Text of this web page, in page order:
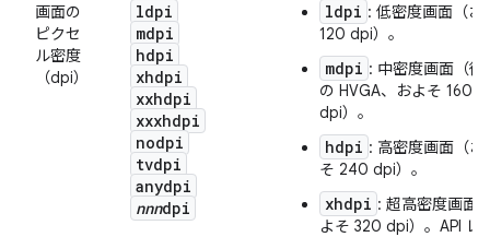
画面の
ピクセ
ル密度
（dpi）
ldpi
mdpi
hdpi
xhdpi
xxhdpi
xxxhdpi
nodpi
tvdpi
anydpi
nnndpi
ldpi : 低密度画面（お
120 dpi）。
mdpi : 中密度画面（従
の HVGA、およそ 160
dpi）。
hdpi : 高密度画面（お
そ 240 dpi）。
xhdpi : 超高密度画面
よそ 320 dpi）。API レ